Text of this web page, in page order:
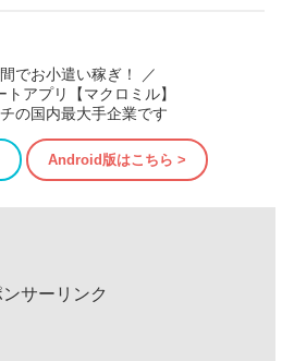
でお小遣い稼ぎ！ ／
アプリ【マクロミル】
の国内最大手企業です
Android版はこちら >
サーリンク